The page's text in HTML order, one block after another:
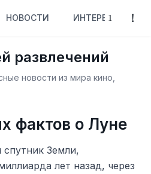
НОВОСТИ ИНТЕРЕСНОЕ
развлечений
новости из мира кино,
фактов о Луне
Земли,
лет назад, через